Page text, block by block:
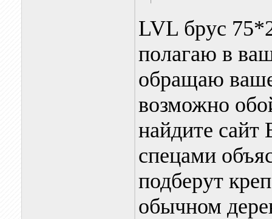
LVL брус
полагаю в
обращаю
возможно
найдите
спецами
подберут
обычном